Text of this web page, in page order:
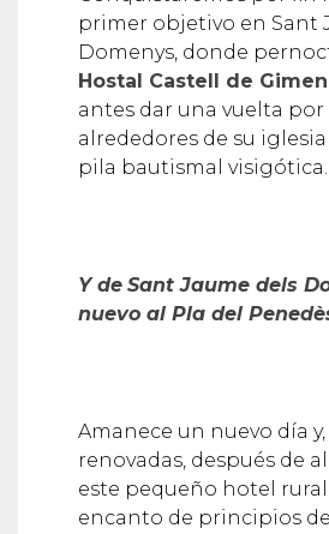
primer objetivo en Sant
Domenys, donde
Hostal Castell de
antes dar una vuelta por
alrededores de su iglesia
pila bautismal visigótica.
Y de Sant Jaume dels
nuevo al Pla del
Amanece un nuevo día
renovadas, después de
este pequeño hotel
encanto de principios del